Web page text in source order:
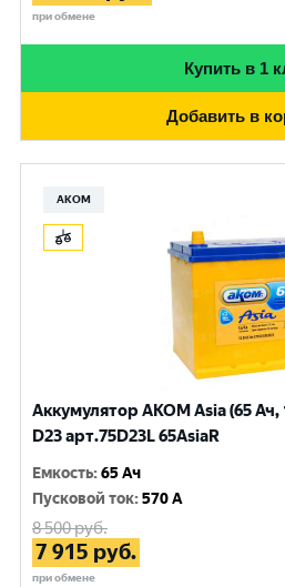
при обмене
Купить в 1
Добавить в
АКОМ
Аккумулятор AKOM Asia (65 Ач,
D23 арт.75D23L 65AsiaR
Емкость:65 Ач
Пусковой ток:570 A
8 500руб.
7 915 руб.
при обмене